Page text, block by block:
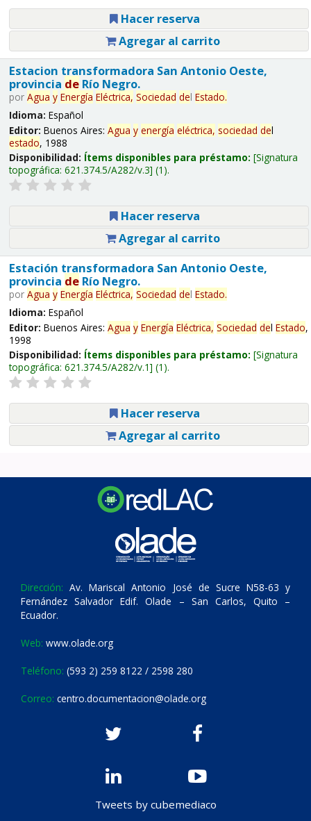
Hacer reserva
Agregar al carrito
Estacion transformadora San Antonio Oeste,
provincia deRío Negro.
por Agua y Energía Eléctrica, Sociedad del Estado.
Idioma: Español
Editor: Buenos Aires: Agua y energía eléctrica, sociedad del
estado, 1988
Disponibilidad: Ítems disponibles para préstamo: Signatura
topográfica: 621.374.5/A282/v.3 (1).
Hacer reserva
Agregar al carrito
Estación transformadora San Antonio Oeste,
provincia deRío Negro.
por Agua y Energía Eléctrica, Sociedad del Estado.
Idioma: Español
Editor: Buenos Aires: Agua y Energía Eléctrica, Sociedad del Estado,
1998
Disponibilidad: Ítems disponibles para préstamo: Signatura
topográfica: 621.374.5/A282/v.1 (1).
Hacer reserva
Agregar al carrito
Dirección: Av. Mariscal Antonio José de Sucre N58-63 y
Fernández Salvador Edif. Olade – San Carlos, Quito –
Ecuador.
Web: www.olade.org
Teléfono: (593 2) 259 8122 / 2598 280
Correo: centro.documentacion@olade.org
Tweets by cubemediaco